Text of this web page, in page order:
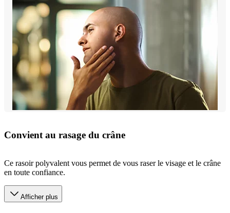
Convient au rasage du crâne
Ce rasoir polyvalent vous permet de vous raser le visage et le crâne
en toute confiance.
Afficher plus